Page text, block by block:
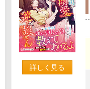
詳しく見る